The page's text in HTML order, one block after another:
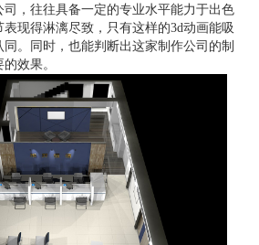
，往往具备一定的专业水平能力于出色
现得淋漓尽致，只有这样的3d动画能吸
。同时，也能判断出这家制作公司的制
效果。